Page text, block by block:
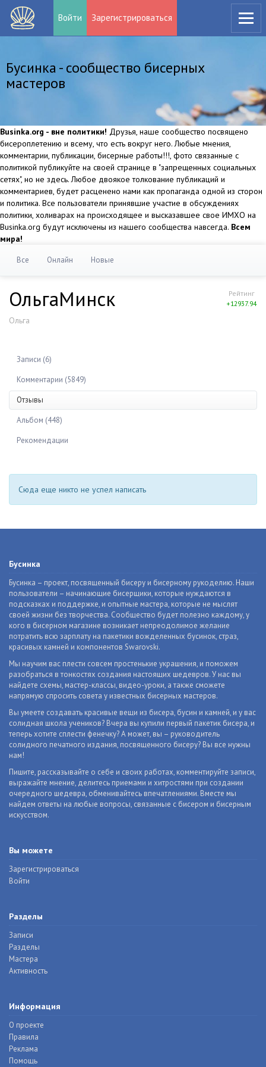
Войти Зарегистрироваться
Бусинка - сообщество бисерных
мастеров
Businka.org - вне политики! Друзья, наше сообщество посвящено
бисероплетению и всему, что есть вокруг него. Любые мнения,
комментарии, публикации, бисерные работы!!!, фото связанные с
политикой публикуйте на своей странице в "запрещенных социальных
сетях", но не здесь. Любое двоякое толкование публикаций и
комментариев, будет расценено нами как пропаганда одной из сторон
и политика. Все пользователи принявшие участие в обсуждениях
политики, холиварах на происходящее и высказавшее свое ИМХО на
Businka.org будут исключены из нашего сообщества навсегда. Всем
мира!
Все Онлайн Новые
Рейтинг
+12937.94
ОльгаМинск
Ольга
Записи (6)
Комментарии (5849)
Отзывы
Альбом (448)
Рекомендации
Сюда еще никто не успел написать
Бусинка
Бусинка – проект, посвященный бисеру и бисерному рукоделию. Наши
пользователи – начинающие бисерщики, которые нуждаются в
подсказках и поддержке, и опытные мастера, которые не мыслят
своей жизни без творчества. Сообщество будет полезно каждому, у
кого в бисерном магазине возникает непреодолимое желание
потратить всю зарплату на пакетики вожделенных бусинок, страз,
красивых камней и компонентов Swarovski.
Мы научим вас плести совсем простенькие украшения, и поможем
разобраться в тонкостях создания настоящих шедевров. У нас вы
найдете схемы, мастер-классы, видео-уроки, а также сможете
напрямую спросить совета у известных бисерных мастеров.
Вы умеете создавать красивые вещи из бисера, бусин и камней, и у вас
солидная школа учеников? Вчера вы купили первый пакетик бисера, и
теперь хотите сплести фенечку? А может, вы – руководитель
солидного печатного издания, посвященного бисеру? Вы все нужны
нам!
Пишите, рассказывайте о себе и своих работах, комментируйте записи,
выражайте мнение, делитесь приемами и хитростями при создании
очередного шедевра, обменивайтесь впечатлениями. Вместе мы
найдем ответы на любые вопросы, связанные с бисером и бисерным
искусством.
Вы можете
Зарегистрироваться
Войти
Разделы
Записи
Разделы
Мастера
Активность
Информация
О проекте
Правила
Реклама
Помощь